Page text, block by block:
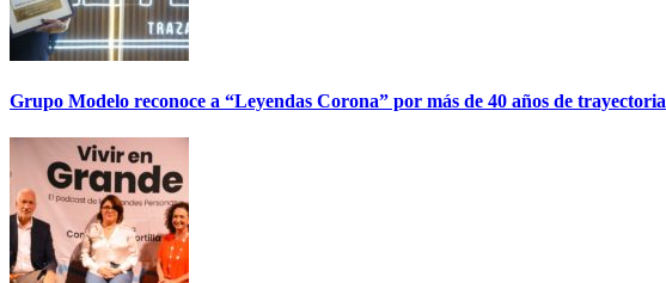
Grupo Modelo reconoce a “Leyendas Corona” por más de 40 años de trayectoria